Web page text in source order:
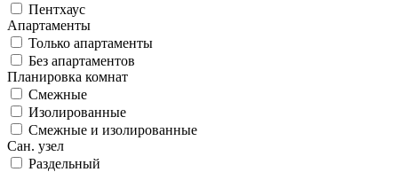
Пентхаус
Апартаменты
Только апартаменты
Без апартаментов
Планировка комнат
Смежные
Изолированные
Смежные и изолированные
Сан. узел
Раздельный